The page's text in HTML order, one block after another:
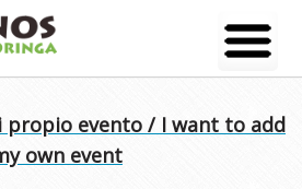
propio evento / I want to add
own event